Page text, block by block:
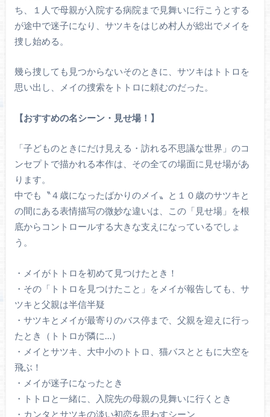
ち、１人で母親が入院する病院まで見舞いに行こうとする
が途中で迷子になり、サツキをはじめ村人が総出でメイを
捜し始める。
幾ら捜しても見つからないそのときに、サツキはトトロを
思い出し、メイの捜索をトトロに頼むのだった。
【おすすめの名シーン・見せ場！】
「子どものときにだけ見える・訪れる不思議な世界」のコ
ンセプトで描かれる本作は、その全ての場面に見せ場があ
ります。
中でも〝４歳になったばかりのメイ〟と１０歳のサツキと
の間にある表情描写の微妙な違いは、この「見せ場」を根
底からコントロールする大きな支えになっているでしょ
う。
・メイがトトロを初めて見つけたとき！
・その「トトロを見つけたこと」をメイが報告しても、サ
ツキと父親は半信半疑
・サツキとメイが最寄りのバス停まで、父親を迎えに行っ
たとき（トトロが隣に…）
・メイとサツキ、大中小のトトロ、猫バスとともに大空を
飛ぶ！
・メイが迷子になったとき
・トトロと一緒に、入院先の母親の見舞いに行くとき
・カンタとサツキの淡い初恋を思わすシーン